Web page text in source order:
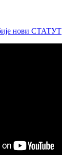
нови СТАТУТ